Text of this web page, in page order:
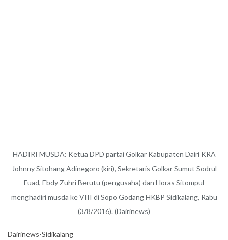
HADIRI MUSDA: Ketua DPD partai Golkar Kabupaten Dairi KRA
Johnny Sitohang Adinegoro (kiri), Sekretaris Golkar Sumut Sodrul
Fuad, Ebdy Zuhri Berutu (pengusaha) dan Horas Sitompul
menghadiri musda ke VIII di Sopo Godang HKBP Sidikalang, Rabu
(3/8/2016). (Dairinews)
Dairinews-Sidikalang